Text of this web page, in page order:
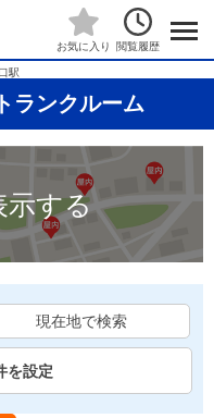
お気に入り 閲覧履歴
駅
ランクルーム
示する
現在地で検索
を設定